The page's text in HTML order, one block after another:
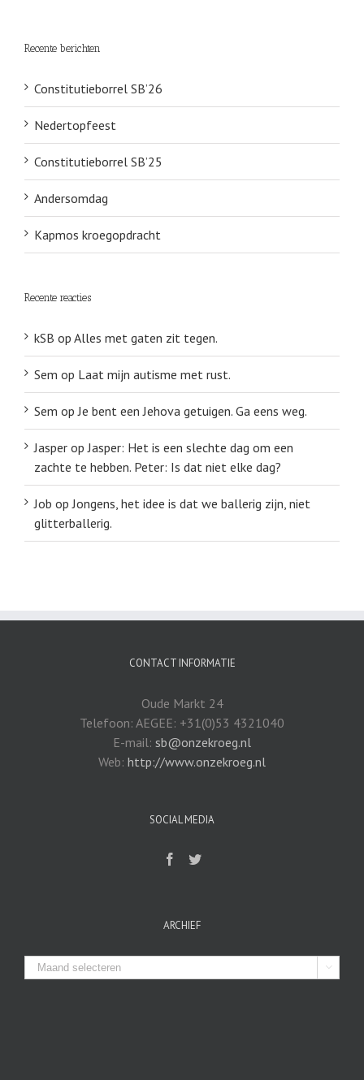
Recente berichten
Constitutieborrel SB’26
Nedertopfeest
Constitutieborrel SB’25
Andersomdag
Kapmos kroegopdracht
Recente reacties
kSB op Alles met gaten zit tegen.
Sem op Laat mijn autisme met rust.
Sem opJe bent een Jehova getuigen. Ga eens weg.
Jasper opJasper: Het is een slechte dag om een
zachte te hebben. Peter: Is dat niet elke dag?
Job opJongens, het idee is dat we ballerig zijn, niet
glitterballerig.
CONTACT INFORMATIE
Oude Markt 24
Telefoon: AEGEE: +31(0)53 4321040
E-mail: sb@onzekroeg.nl
Web: http://www.onzekroeg.nl
SOCIAL MEDIA
ARCHIEF
